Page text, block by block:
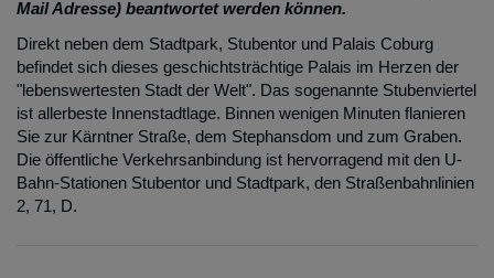
Mail Adresse) beantwortet werden können.
Direkt neben dem Stadtpark, Stubentor und Palais Coburg
befindet sich dieses geschichtsträchtige Palais im Herzen der
"lebenswertesten Stadt der Welt". Das sogenannte Stubenviertel
ist allerbeste Innenstadtlage. Binnen wenigen Minuten flanieren
Sie zur Kärntner Straße, dem Stephansdom und zum Graben.
Die öffentliche Verkehrsanbindung ist hervorragend mit den U-
Bahn-Stationen Stubentor und Stadtpark, den Straßenbahnlinien
2, 71, D.